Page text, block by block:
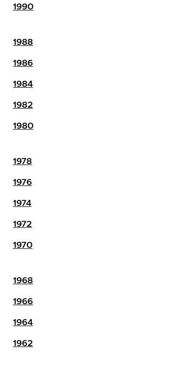
1990
1988
1986
1984
1982
1980
1978
1976
1974
1972
1970
1968
1966
1964
1962